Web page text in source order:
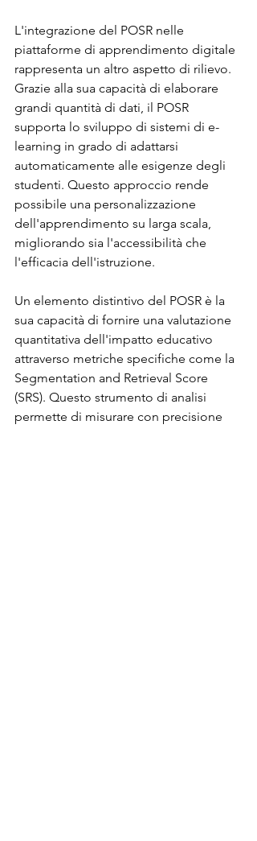
L'integrazione del POSR nelle
piattaforme di apprendimento digitale
rappresenta un altro aspetto di rilievo.
Grazie alla sua capacità di elaborare
grandi quantità di dati, il POSR
supporta lo sviluppo di sistemi di e-
learning in grado di adattarsi
automaticamente alle esigenze degli
studenti. Questo approccio rende
possibile una personalizzazione
dell'apprendimento su larga scala,
migliorando sia l'accessibilità che
l'efficacia dell'istruzione.
Un elemento distintivo del POSR è la
sua capacità di fornire una valutazione
quantitativa dell'impatto educativo
attraverso metriche specifiche come la
Segmentation and Retrieval Score
(SRS). Questo strumento di analisi
permette di misurare con precisione